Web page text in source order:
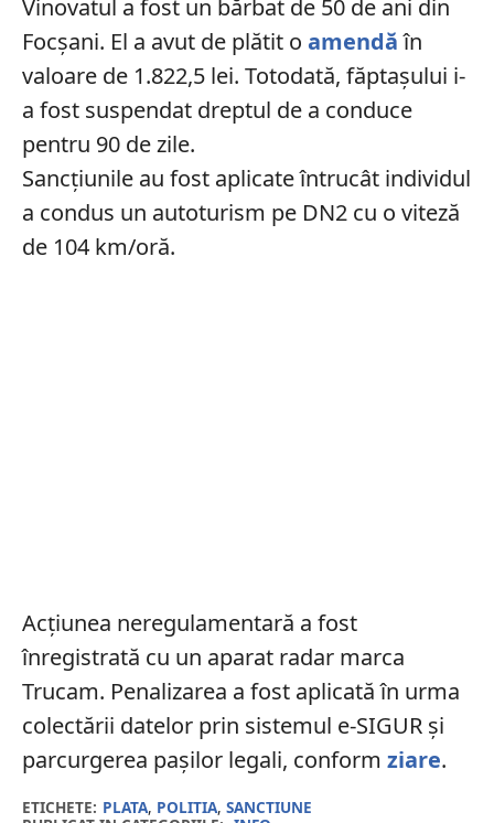
Vinovatul a fost un bărbat de 50 de ani din
Focșani. El a avut de plătit o amendăîn
valoare de 1.822,5 lei. Totodată, făptașului i-
a fost suspendat dreptul de a conduce
pentru 90 de zile.
Sancțiunile au fost aplicate întrucât individul
a condus un autoturism pe DN2 cu o viteză
de 104 km/oră.
Acțiunea neregulamentară a fost
înregistrată cu un aparat radar marca
Trucam. Penalizarea a fost aplicată în urma
colectării datelor prin sistemul e-SIGUR și
parcurgerea pașilor legali, conform ziare.
ETICHETE: PLATA, POLITIA, SANCTIUNE